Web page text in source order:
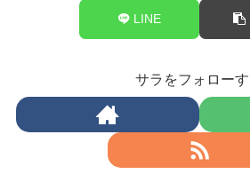
LINE
サラをフォロー